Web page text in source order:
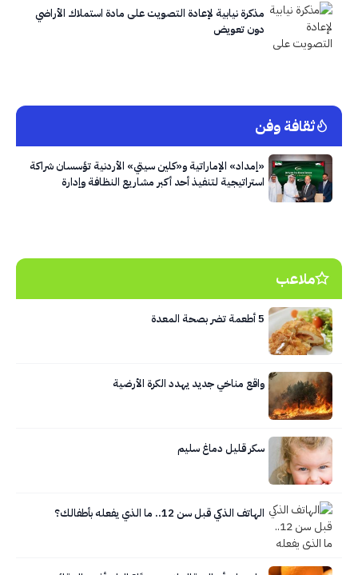
مذكرة نيابية لإعادة التصويت على مادة استملاك الأراضي
دون تعويض
ثقافة وفن
«إمداد» الإماراتية و«كلين سيتي» الأردنية تؤسسان شراكة
استراتيجية لتنفيذ أحد أكبر مشاريع النظافة وإدارة
ملاعب
5 أطعمة تضر بصحة المعدة
واقع مناخي جديد يهدد الكرة الأرضية
سكر قليل دماغ سليم
الهاتف الذكي قبل سن 12.. ما الذي يفعله بأطفالك؟